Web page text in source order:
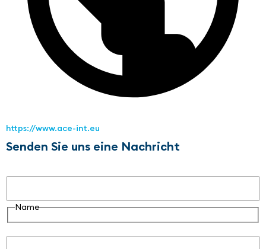
https://www.ace-int.eu
Senden Sie uns eine Nachricht
Name